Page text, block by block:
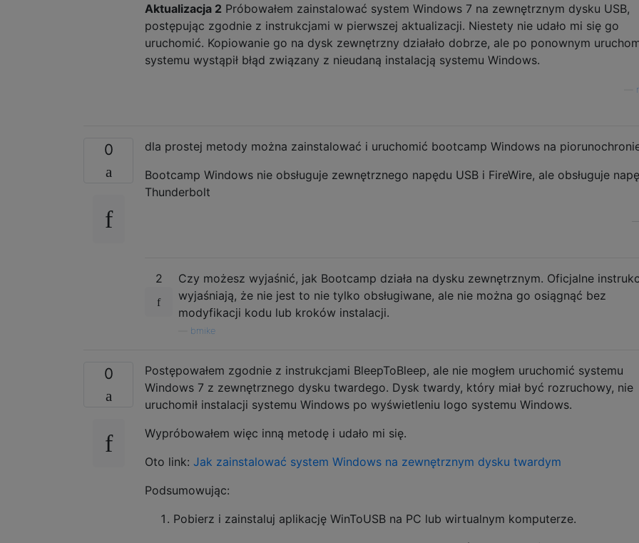
Aktualizacja 2 Próbowałem zainstalować system Windows 7 na zewnętrznym dysku USB,
postępując zgodnie z instrukcjami w pierwszej aktualizacji. Niestety nie udało mi się go
uruchomić. Kopiowanie go na dysk zewnętrzny działało dobrze, ale po ponownym
systemu wystąpił błąd związany z nieudaną instalacją systemu Windows.
0
dla prostej metody można zainstalować i uruchomić bootcamp Windows na
Bootcamp Windows nie obsługuje zewnętrznego napędu USB i FireWire, ale obsługuje
Thunderbolt
2
Czy możesz wyjaśnić, jak Bootcamp działa na dysku zewnętrznym. Oficjalne
wyjaśniają, że nie jest to nie tylko obsługiwane, ale nie można go osiągnąć bez
modyfikacji kodu lub kroków instalacji.
bmike
0
Postępowałem zgodnie z instrukcjami BleepToBleep, ale nie mogłem uruchomić systemu
Windows 7 z zewnętrznego dysku twardego. Dysk twardy, który miał być rozruchowy, nie
uruchomił instalacji systemu Windows po wyświetleniu logo systemu Windows.
Wypróbowałem więc inną metodę i udało mi się.
Oto link: Jak zainstalować system Windows na zewnętrznym dysku twardym
Podsumowując:
Pobierz i zainstaluj aplikację WinToUSB na PC lub wirtualnym komputerze.